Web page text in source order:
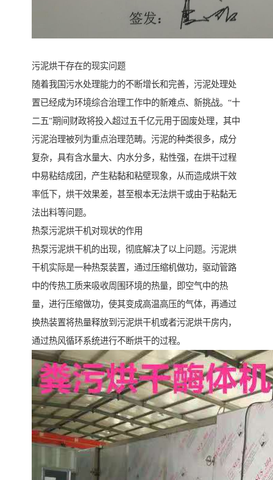
污泥烘干存在的现实问题
随着我国污水处理能力的不断增长和完善，污泥处理处
置已经成为环境综合治理工作中的新难点、新挑战。“十
二五”期间财政将投入超过五千亿元用于固废处理，其中
污泥治理被列为重点治理范畴。污泥的种类很多，成分
复杂，具有含水量大、内水分多，粘性强，在烘干过程
中易粘结成团，产生粘黏和粘壁现象，从而造成烘干效
率低下，烘干效果差，甚至根本无法烘干或由于粘黏无
法出料等问题。
热泵污泥烘干机对现状的作用
热泵污泥烘干机的出现，彻底解决了以上问题。污泥烘
干机实际是一种热泵装置，通过压缩机做功，驱动管路
中的传热工质来吸收周围环境的热量，即空气中的热
量，进行压缩做功，使其变成高温高压的气体，再通过
换热装置将热量释放到污泥烘干机或者污泥烘干房内，
通过热风循环系统进行不断烘干的过程。